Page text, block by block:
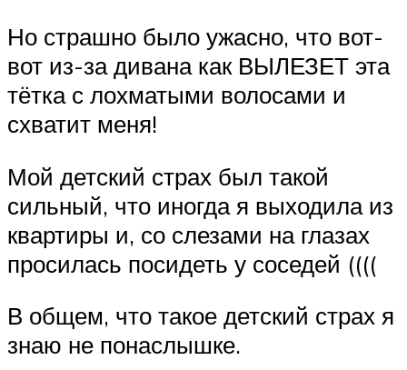
Но страшно было ужасно, что вот-
вот из-за дивана как ВЫЛЕЗЕТ эта
тётка с лохматыми волосами и
схватит меня!
Мой детский страх был такой
сильный, что иногда я выходила из
квартиры и, со слезами на глазах
просилась посидеть у соседей ((((
В общем, что такое детский страх я
знаю не понаслышке.